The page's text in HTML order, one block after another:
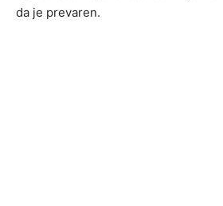
da je prevaren.